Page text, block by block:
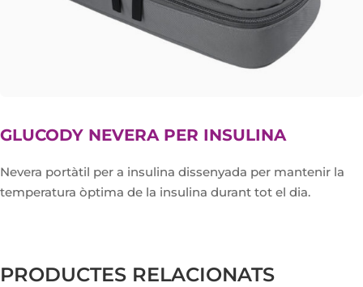
GLUCODY NEVERA PER INSULINA
Nevera portàtil per a insulina dissenyada per mantenir la
temperatura òptima de la insulina durant tot el dia.
PRODUCTES RELACIONATS